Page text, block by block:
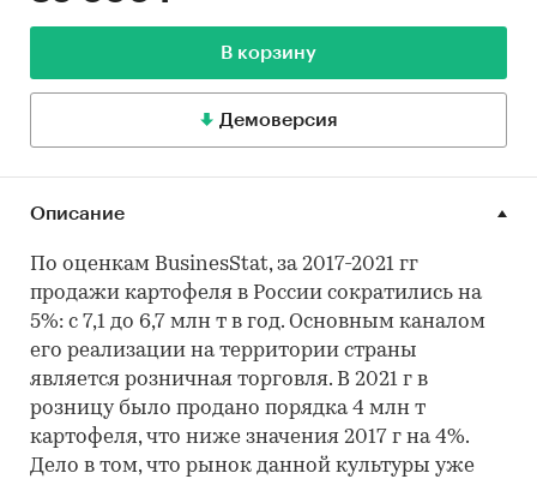
В корзину
Демоверсия
Описание
По оценкам BusinesStat, за 2017-2021 гг
продажи картофеля в России сократились на
5%: с 7,1 до 6,7 млн т в год. Основным каналом
его реализации на территории страны
является розничная торговля. В 2021 г в
розницу было продано порядка 4 млн т
картофеля, что ниже значения 2017 г на 4%.
Дело в том, что рынок данной культуры уже